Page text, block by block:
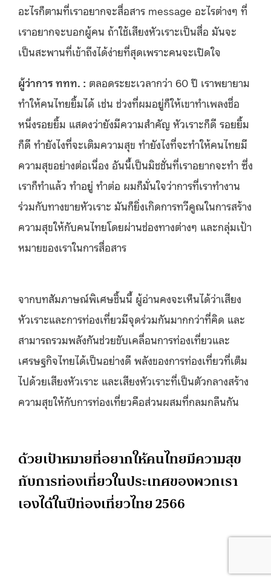
อะไรก็ตามที่เราอยากจะสื่อสาร message อะไรต่างๆ ที่
เราอยากจะบอกผู้คน ถ้าใช้เสียงหัวเราะเป็นสื่อ มันจะ
เป็นสะพานที่เข้าถึงได้ง่ายที่สุดเพราะคนจะเปิดใจ
ผู้ว่าการ ททท. : ตลอดระยะเวลากว่า 60 ปี เราพยายาม
ทำให้คนไทยยิ้มได้ เช่น ช่วงที่ผมอยู่ก็ให้เขาทำเพลงชื่อ
หนึ่งรอยยิ้ม แสดงว่ายังมีความสำคัญ หัวเราะก็ดี รอยยิ้ม
ก็ดี ทำยังไงที่จะเติมความสุข ทำยังไงที่จะทำให้คนไทยมี
ความสุขอย่างต่อเนื่อง อันนี้เป็นมิชชั่นที่เราอยากจะทำ ซึ่ง
เราก็ทำแล้ว ทำอยู่ ทำต่อ ผมก็มั่นใจว่าการที่เราทำงาน
ร่วมกับทางขายหัวเราะ มันก็ยิ่งเกิดการทวีคูณในการสร้าง
ความสุขให้กับคนไทยโดยผ่านช่องทางต่างๆ และกลุ่มเป้า
หมายของเราในการสื่อสาร
จากบทสัมภาษณ์พิเศษชิ้นนี้ ผู้อ่านคงจะเห็นได้ว่าเสียง
หัวเราะและการท่องเที่ยวมีจุดร่วมกันมากกว่าที่คิด และ
สามารถรวมพลังกันช่วยขับเคลื่อนการท่องเที่ยวและ
เศรษฐกิจไทยได้เป็นอย่างดี พลังของการท่องเที่ยวที่เต็ม
ไปด้วยเสียงหัวเราะ และเสียงหัวเราะที่เป็นตัวกลางสร้าง
ความสุขให้กับการท่องเที่ยวคือส่วนผสมที่กลมกลืนกัน
ด้วยเป้าหมายที่อยากให้คนไทยมีความสุข
กับการท่องเที่ยวในประเทศของพวกเรา
เองได้ในปีท่องเที่ยวไทย 2566